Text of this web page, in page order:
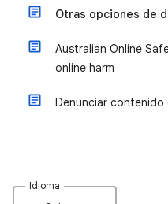
Otras opciones de
Australian Online
online harm
Denunciar contenido
Idioma